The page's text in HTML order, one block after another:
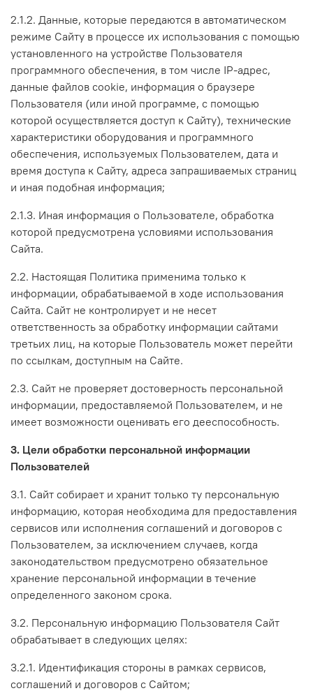
2.1.2. Данные, которые передаются в автоматическом
режиме Сайту в процессе их использования с помощью
установленного на устройстве Пользователя
программного обеспечения, в том числе IP-адрес,
данные файлов cookie, информация о браузере
Пользователя (или иной программе, с помощью
которой осуществляется доступ к Сайту), технические
характеристики оборудования и программного
обеспечения, используемых Пользователем, дата и
время доступа к Сайту, адреса запрашиваемых страниц
и иная подобная информация;
2.1.3. Иная информация о Пользователе, обработка
которой предусмотрена условиями использования
Сайта.
2.2. Настоящая Политика применима только к
информации, обрабатываемой в ходе использования
Сайта. Сайт не контролирует и не несет
ответственность за обработку информации сайтами
третьих лиц, на которые Пользователь может перейти
по ссылкам, доступным на Сайте.
2.3. Сайт не проверяет достоверность персональной
информации, предоставляемой Пользователем, и не
имеет возможности оценивать его дееспособность.
3. Цели обработки персональной информации
Пользователей
3.1. Сайт собирает и хранит только ту персональную
информацию, которая необходима для предоставления
сервисов или исполнения соглашений и договоров с
Пользователем, за исключением случаев, когда
законодательством предусмотрено обязательное
хранение персональной информации в течение
определенного законом срока.
3.2. Персональную информацию Пользователя Сайт
обрабатывает в следующих целях:
3.2.1. Идентификация стороны в рамках сервисов,
соглашений и договоров с Сайтом;